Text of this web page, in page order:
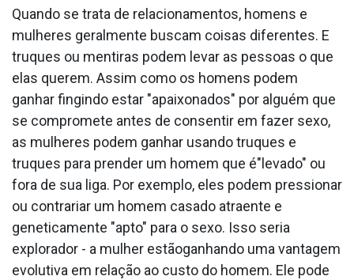
Quando se trata de relacionamentos, homens e
mulheres geralmente buscam coisas diferentes. E
truques ou mentiras podem levar as pessoas o que
elas querem. Assim como os homens podem
ganhar fingindo estar "apaixonados" por alguém que
se compromete antes de consentir em fazer sexo,
as mulheres podem ganhar usando truques e
truques para prender um homem que é"levado" ou
fora de sua liga. Por exemplo, eles podem pressionar
ou contrariar um homem casado atraente e
geneticamente "apto" para o sexo. Isso seria
explorador - a mulher estãoganhando uma vantagem
evolutiva em relação ao custo do homem. Ele pode